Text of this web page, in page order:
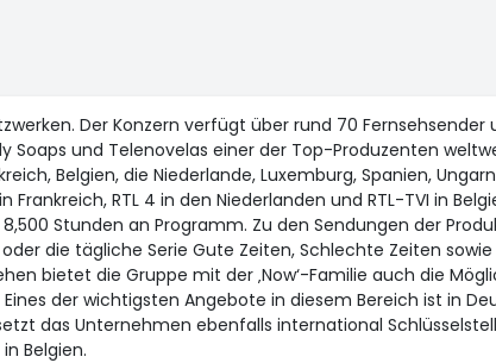
Der Konzern verfügt über rund 70 Fernsehsender
und Telenovelas einer der Top-Produzenten
Belgien, die Niederlande, Luxemburg, Spanien,
RTL 4 in den Niederlanden und RTL-TVI in
Stunden an Programm. Zu den Sendungen der
die tägliche Serie Gute Zeiten, Schlechte Zeiten sowie
bietet die Gruppe mit der ‚Now‘-Familie auch die
der wichtigsten Angebote in diesem Bereich ist in
das Unternehmen ebenfalls international
Belgien.